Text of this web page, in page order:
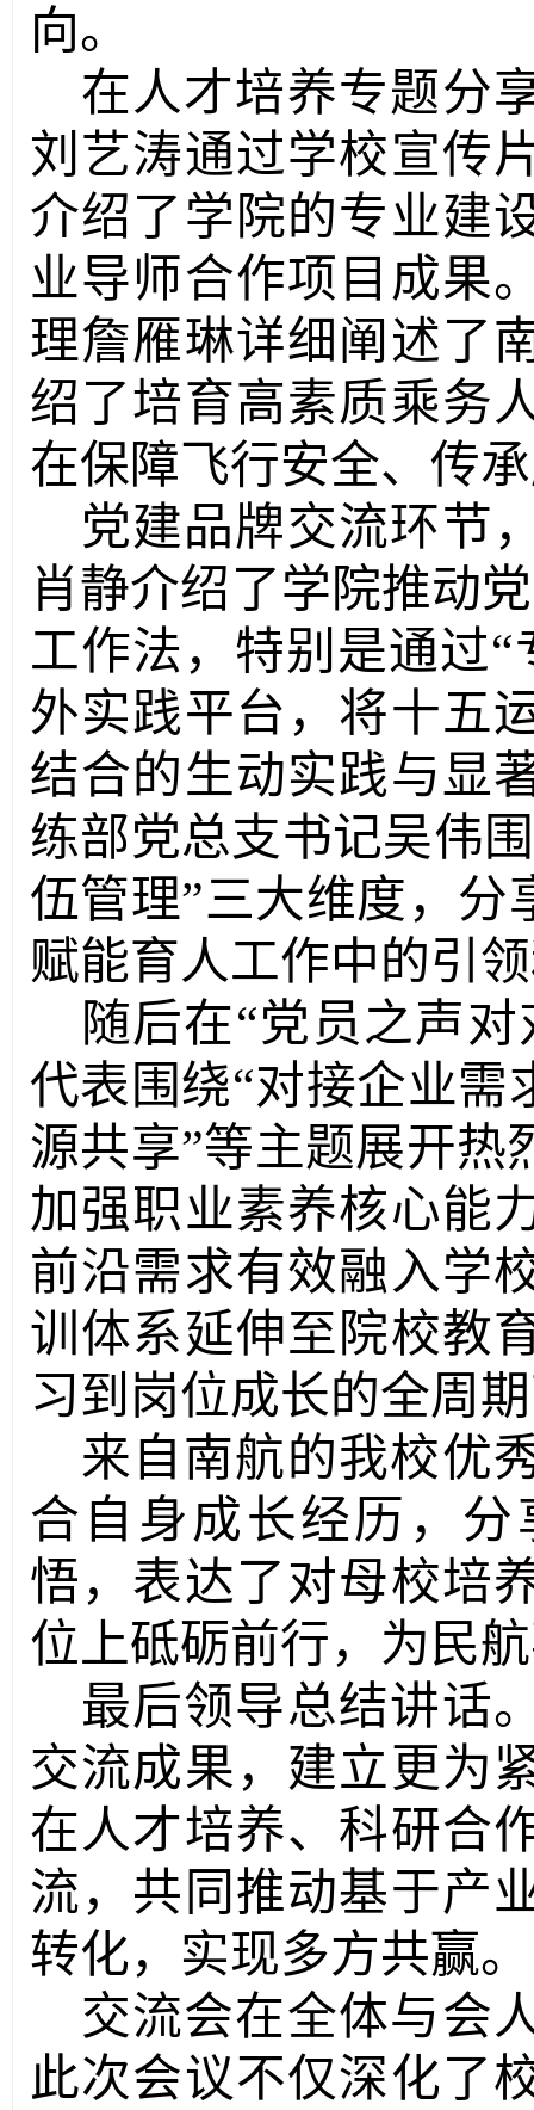
向。
在人才培养专题分
刘艺涛通过学校宣传
介绍了学院的专业建
业导师合作项目成果
理詹雁琳详细阐述了
绍了培育高素质乘务
在保障 飞行安全、传
党建品牌交流环节
肖静介绍了学院推动
工作法，特别是通过
外实践平台，将十五
结合的生动实践与显
练部党总支书记吴伟
伍管理”三大维度 ， 分
赋能育人工作中的引
随后在“党员之声对
代表围绕“对接企业需
源共享”等主题展开热
加强职业素养核心能
前沿需求有效融入学
训体系延伸至院校教
习到岗位成长的全周期
来自南航的我校优
合自身成长经历， 分
悟 ，表达了对母校培
位上砥砺前行，为民航
最后领导总结讲话
交流成果，建立更为
在人才培养、科研合
流，共同推动基于产
转化，实现多方共赢。
交流会在全体与会
此次会议不仅深化了